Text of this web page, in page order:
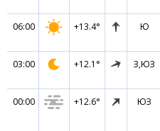
06:00 +13.4° Ю
03:00 +12.1° З,ЮЗ
00:00 +12.6° ЮЗ